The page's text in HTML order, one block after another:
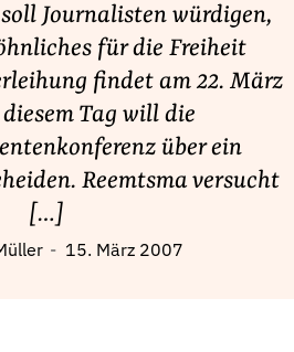
Journalisten würdigen,
für die Freiheit
findet am 22. März
Tag will die
über ein
Reemtsma versucht
[…]
15. März 2007